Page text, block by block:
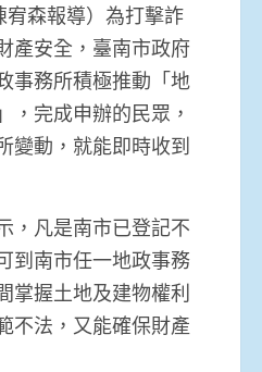
宥森報導）為打擊詐
產安全，臺南市政府
事務所積極推動「地
，完成申辦的民眾，
變動，就能即時收到
，凡是南市已登記不
到南市任一地政事務
掌握土地及建物權利
不法，又能確保財產